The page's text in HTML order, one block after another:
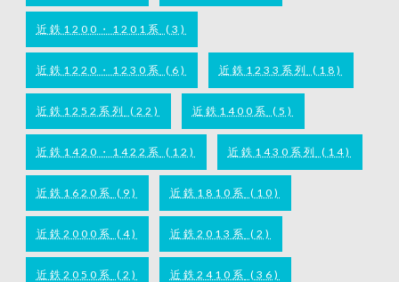
近鉄1200・1201系 (3)
近鉄1220・1230系 (6) 近鉄1233系列 (18)
近鉄1252系列 (22) 近鉄1400系 (5)
近鉄1420・1422系 (12) 近鉄1430系列 (14)
近鉄1620系 (9) 近鉄1810系 (10)
近鉄2000系 (4) 近鉄2013系 (2)
近鉄2050系 (2) 近鉄2410系 (36)